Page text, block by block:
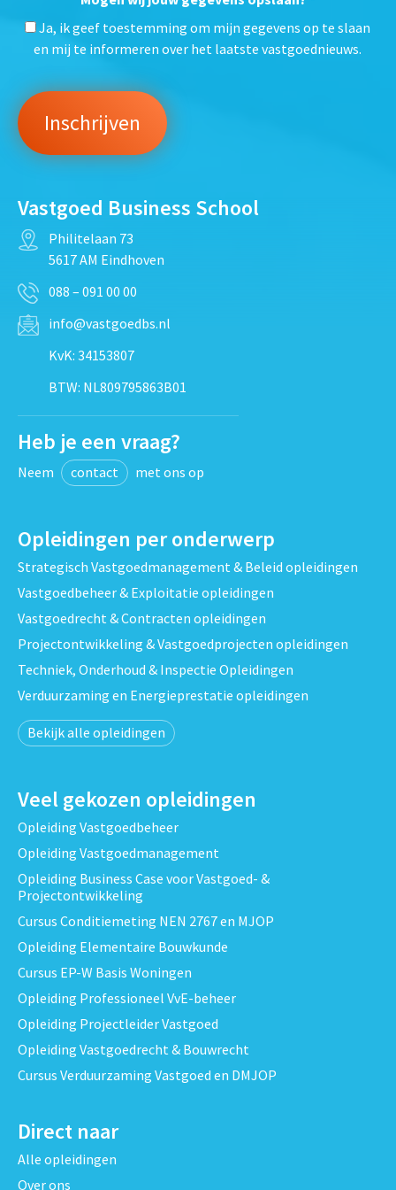
Ja, ik geef toestemming om mijn gegevens op te slaan
en mij te informeren over het laatste vastgoednieuws.
Vastgoed Business School
Philitelaan 73
5617 AM Eindhoven
088 – 091 00 00
info@vastgoedbs.nl
KvK: 34153807
BTW: NL809795863B01
Heb je een vraag?
Neem contact met ons op
Opleidingen per onderwerp
Strategisch Vastgoedmanagement & Beleid opleidingen
Vastgoedbeheer & Exploitatie opleidingen
Vastgoedrecht & Contracten opleidingen
Projectontwikkeling & Vastgoedprojecten opleidingen
Techniek, Onderhoud & Inspectie Opleidingen
Verduurzaming en Energieprestatie opleidingen
Bekijk alle opleidingen
Veel gekozen opleidingen
Opleiding Vastgoedbeheer
Opleiding Vastgoedmanagement
Opleiding Business Case voor Vastgoed- &
Projectontwikkeling
Cursus Conditiemeting NEN 2767 en MJOP
Opleiding Elementaire Bouwkunde
Cursus EP-W Basis Woningen
Opleiding Professioneel VvE-beheer
Opleiding Projectleider Vastgoed
Opleiding Vastgoedrecht & Bouwrecht
Cursus Verduurzaming Vastgoed en DMJOP
Direct naar
Alle opleidingen
Over ons